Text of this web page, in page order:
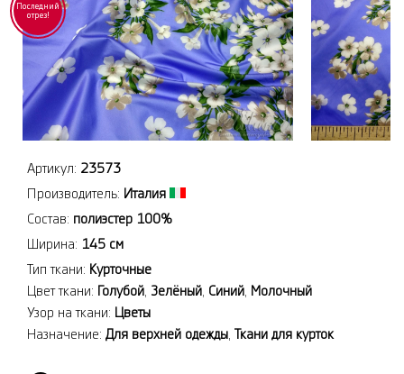
Последний
отрез!
Артикул: 23573
Производитель: Италия
Состав: полиэстер 100%
Ширина: 145 см
Тип ткани: Курточные
Цвет ткани: Голубой Зелёный Синий Молочный
Узор на ткани: Цветы
Назначение: Для верхней одежды Ткани для курток